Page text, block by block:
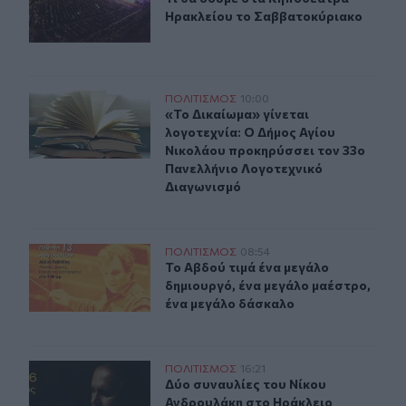
Ηρακλείου το Σαββατοκύριακο
«Το Δικαίωμα» γίνεται λογοτεχνία: Ο Δήμος Αγίου
ΠΟΛΙΤΙΣΜΟΣ 10:00
«Το Δικαίωμα» γίνεται
«Το Δικαίωμα» γίνεται
λογοτεχνία: Ο Δήμος Αγίου
Νικολάου προκηρύσσει τον 33ο
Πανελλήνιο Λογοτεχνικό
Διαγωνισμό
Το Αβδού τιμά ένα μεγάλο δημιουργό, ένα μεγάλο
ΠΟΛΙΤΙΣΜΟΣ 08:54
Το Αβδού τιμά ένα μεγάλο
Το Αβδού τιμά ένα μεγάλο
δημιουργό, ένα μεγάλο μαέστρο,
ένα μεγάλο δάσκαλο
Δύο συναυλίες του Νίκου Ανδρουλάκη στο Ηράκλειο
ΠΟΛΙΤΙΣΜΟΣ 16:21
Δύο συναυλίες του Νίκου
Δύο συναυλίες του Νίκου
Ανδρουλάκη στο Ηράκλειο